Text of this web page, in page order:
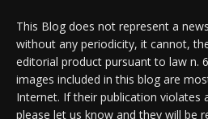
This Blog does not represent a
without any periodicity, it cannot,
editorial product pursuant to law n.
images included in this blog are
Internet. If their publication violates
please let us know and they will be